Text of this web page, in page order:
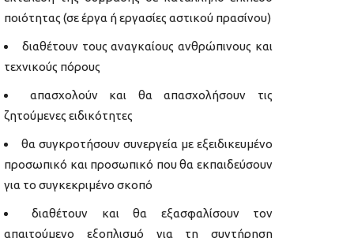
ποιότητας (σε έργα ή εργασίες αστικού πρασίνου)
διαθέτουν τους αναγκαίους ανθρώπινους και
τεχνικούς πόρους
απασχολούν και θα απασχολήσουν τις
ζητούμενες ειδικότητες
θα συγκροτήσουν συνεργεία με εξειδικευμένο
προσωπικό και προσωπικό που θα εκπαιδεύσουν
για το συγκεκριμένο σκοπό
διαθέτουν και θα εξασφαλίσουν τον
απαιτούμενο εξοπλισμό για τη συντήρηση